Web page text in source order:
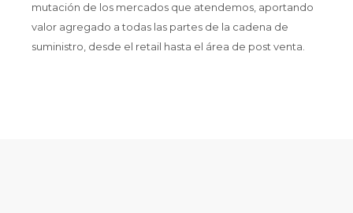
mutación de los mercados que atendemos, aportando
valor agregado a todas las partes de la cadena de
suministro, desde el retail hasta el área de post venta.